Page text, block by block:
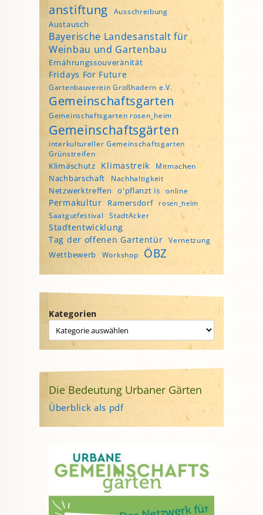
anstiftung Ausschreibung
Austausch
Bayerische Landesanstalt für
Weinbau und Gartenbau
Ernährungssouveränität
Fridays For Future
Gartenbauverein Großhadern e.V.
Gemeinschaftsgarten
Gemeinschaftsgarten rosen_heim
Gemeinschaftsgärten
interkultureller Gemeinschaftsgarten
Grünstreifen
Klimaschutz Klimastreik Mitmachen
Nachbarschaft Nachhaltigkeit
Netzwerktreffen o'pflanzt is online
Permakultur Ramersdorf rosen_heim
Saatgutfestival StadtAcker
Stadtentwicklung
Tag der offenen Gartentür
Vernetzung
Wettbewerb Workshop ÖBZ
Kategorien
Die Bedeutung Urbaner Gärten
Überblick als pdf